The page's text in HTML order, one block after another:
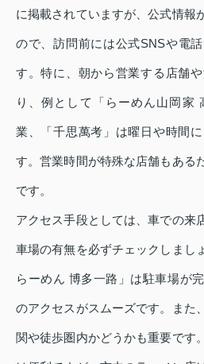
に掲載されていますが、公式情報
ので、訪問前には公式SNSや電
す。特に、朝から営業する店舗
り、例として「らーめん山岡家
業、「千思萬考」は曜日や時間
す。営業時間が特殊な店舗もある
です。
アクセス手段としては、車での来
車場の有無を必ずチェックしまし
らーめん 博多一路」は駐車場が
のアクセスがスムーズです。また
関や徒歩圏内かどうかも重要です